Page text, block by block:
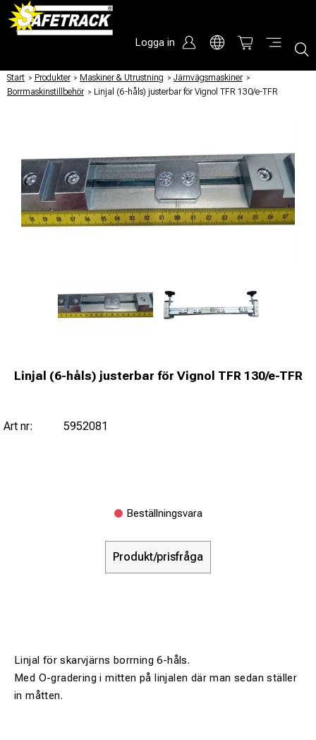
Logga in
Start / Produkter / Maskiner & Utrustning / Järnvägsmaskiner /
Borrmaskinstillbehör / Linjal (6-håls) justerbar för Vignol TFR 130/e-TFR
Linjal (6-håls) justerbar för Vignol TFR 130/e-TFR
Art nr: 5952081
Beställningsvara
Produkt/prisfråga
Linjal för skarvjärns borrning 6-håls.
Med O-gradering i mitten på linjalen där man sedan ställer
in måtten.